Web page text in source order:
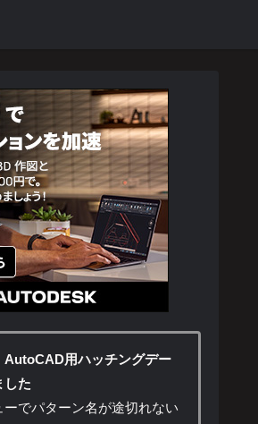
AutoCAD用ハッチングデー
した
ーでパターン名が途切れない